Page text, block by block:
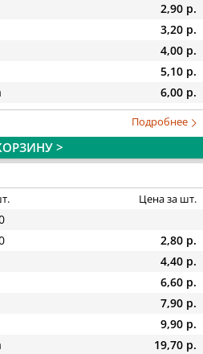
2,90 р.
3,20 р.
4,00 р.
5,10 р.
6,00 р.
Подробнее
>
Цена за шт.
2,80 р.
4,40 р.
6,60 р.
7,90 р.
9,90 р.
19,70 р.